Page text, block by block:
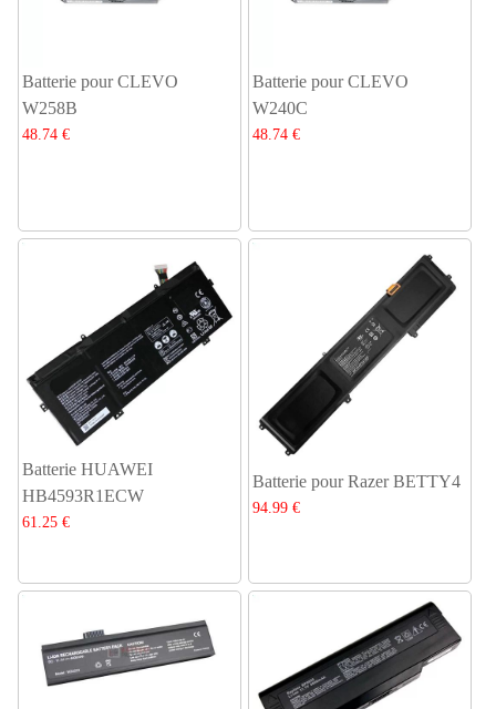
Batterie pour CLEVO
W258B
48.74 €
Batterie pour CLEVO
W240C
48.74 €
Batterie HUAWEI
HB4593R1ECW
61.25 €
Batterie pour Razer BETTY4
94.99 €